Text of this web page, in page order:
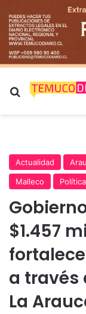
Buscar por
Actualidad
Malleco
Política
$1.457
a través
La